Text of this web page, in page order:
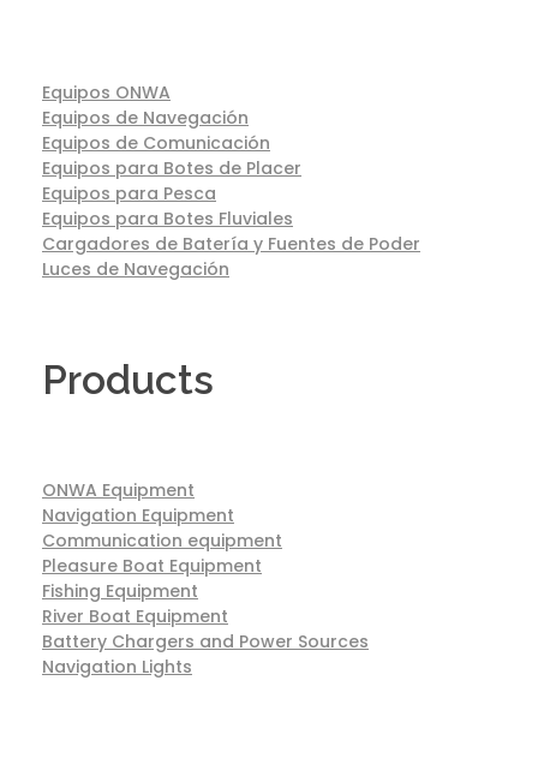
Equipos ONWA
Equipos de Navegación
Equipos de Comunicación
Equipos para Botes de Placer
Equipos para Pesca
Equipos para Botes Fluviales
Cargadores de Batería y Fuentes de Poder
Luces de Navegación
Products
ONWA Equipment
Navigation Equipment
Communication equipment
Pleasure Boat Equipment
Fishing Equipment
River Boat Equipment
Battery Chargers and Power Sources
Navigation Lights